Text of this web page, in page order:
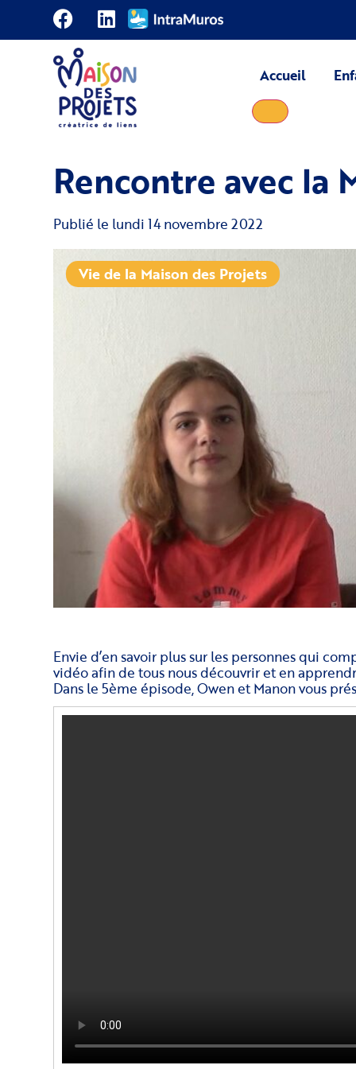
Accueil
Rencontre avec la
Publié le lundi 14 novembre 2022
Vie de la Maison des Projets
Envie d’en savoir plus sur les personnes qui
vidéo afin de tous nous découvrir et en
Dans le 5ème épisode, Owen et Manon vous